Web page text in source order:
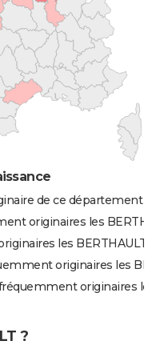
de ce département
originaires les
les BERTHAULT
originaires les
originaires
?